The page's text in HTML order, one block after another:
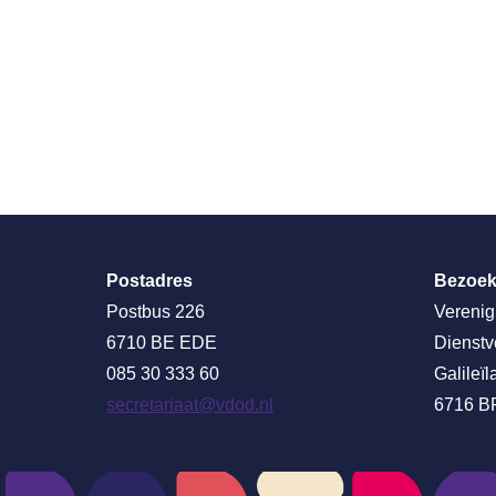
Postadres
Postbus 226
6710 BE EDE
085 30 333 60
secretariaat@vdod.nl
6716